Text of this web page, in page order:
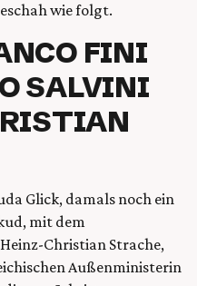
wie folgt.
FINI
SALVINI
Glick, damals noch ein
mit dem
Christian Strache,
Außenministerin